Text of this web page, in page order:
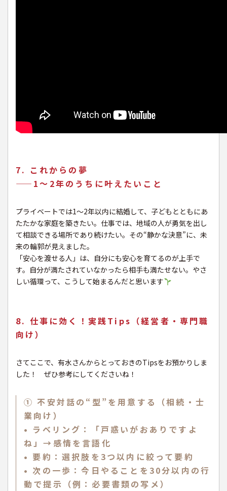
7. これからの夢
——1〜2年のうちに叶えたいこと
プライベートでは1〜2年以内に結婚して、子どもとともにあ
たたかな家庭を築きたい。仕事では、地域の人が勇気を出し
て相談できる場所であり続けたい。その“静かな決意”に、未
来の輪郭が見えました。
「安心を渡せる人」は、自分にも安心を育てるのが上手で
す。自分が満たされていなかったら相手も満たせない。やさ
しい循環って、こうして始まるんだと思います
8. 仕事に効く！実践Tips（経営者・専門職
向け）
さてここで、有水さんからとっておきのTipsをお預かりしま
した！ ぜひ参考にしてくださいね！
① 不安対話の“型”を用意する（相続・士
業向け）
• ラベリング：「戸惑いがおありですよ
ね」→感情を言語化
• 要約：選択肢を3つ以内に絞って要約
• 次の一歩：今日やることを30分以内の行
動で提示（例：必要書類の写メ）